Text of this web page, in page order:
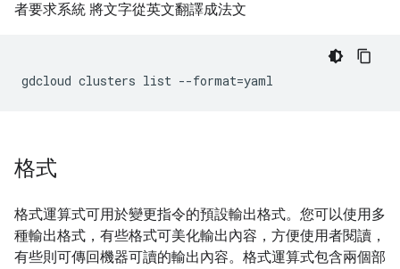
者要求系統 將文字從英文翻譯成法文
格式
格式運算式可用於變更指令的預設輸出格式。您可以使用多
種輸出格式，有些格式可美化輸出內容，方便使用者閱讀，
有些則可傳回機器可讀的輸出內容。格式運算式包含兩個部